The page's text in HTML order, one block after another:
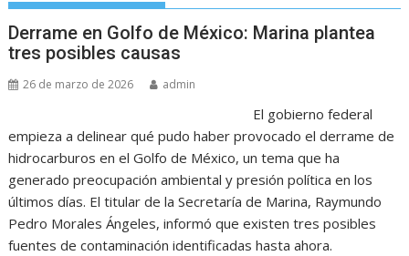
Derrame en Golfo de México: Marina plantea
tres posibles causas
26 de marzo de 2026 admin
El gobierno federal
empieza a delinear qué pudo haber provocado el derrame de
hidrocarburos en el Golfo de México, un tema que ha
generado preocupación ambiental y presión política en los
últimos días. El titular de la Secretaría de Marina, Raymundo
Pedro Morales Ángeles, informó que existen tres posibles
fuentes de contaminación identificadas hasta ahora.